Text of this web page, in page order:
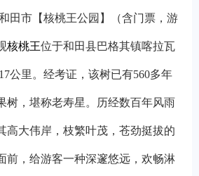
田市【核桃王公园】（含门票，游
核桃王位于和田县巴格其镇喀拉瓦
公里。经考证，该树已有560多年
树，堪称老寿星。历经数百年风雨
高大伟岸，枝繁叶茂，苍劲挺拔的
前，给游客一种深邃悠远，欢畅淋